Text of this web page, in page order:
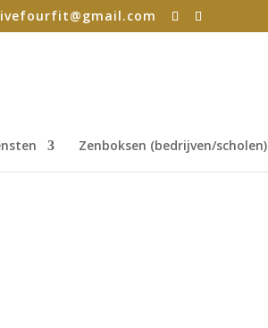
Zenboksen (bedrijven/scholen)